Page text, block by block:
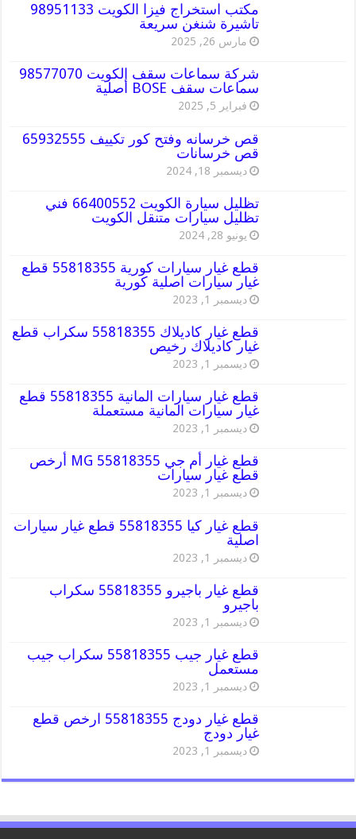
مكتب استخراج فيزا الكويت 98951133
تاشيرة شنغن سريعة
مارس 26, 2025
شركة سماعات سقف الكويت 98577070
سماعات سقف BOSE أصلية
فبراير 5, 2025
قص خرسانه وفتح كور تكييف 65932555
قص خرسانات
ديسمبر 18, 2024
تظليل سيارة الكويت 66400552 فني
تظليل سيارات متنقل الكويت
يونيو 28, 2024
قطع غيار سيارات كورية 55818355 قطع
غيار سيارات اصلية كورية
ديسمبر 1, 2023
قطع غيار كاديلاك 55818355 سكراب قطع
غيار كاديلاك رخيص
ديسمبر 1, 2023
قطع غيار سيارات المانية 55818355 قطع
غيار سيارات المانية مستعملة
ديسمبر 1, 2023
قطع غيار أم جي MG 55818355 أرخص
قطع غيار سيارات
ديسمبر 1, 2023
قطع غيار كيا 55818355 قطع غيار سيارات
اصلية
ديسمبر 1, 2023
قطع غيار باجيرو 55818355 سكراب
باجيرو
ديسمبر 1, 2023
قطع غيار جيب 55818355 سكراب جيب
مستعمل
ديسمبر 1, 2023
قطع غيار دودج 55818355 ارخص قطع
غيار دودج
ديسمبر 1, 2023